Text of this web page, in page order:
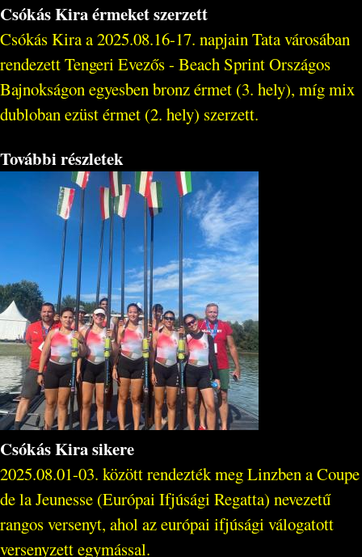
Csókás Kira érmeket szerzett
Csókás Kira a 2025.08.16-17. napjain Tata városában
rendezett Tengeri Evezős - Beach Sprint Országos
Bajnokságon egyesben bronz érmet (3. hely), míg mix
dubloban ezüst érmet (2. hely) szerzett.
További részletek
Csókás Kira sikere
2025.08.01-03. között rendezték meg Linzben a Coupe
de la Jeunesse (Európai Ifjúsági Regatta) nevezetű
rangos versenyt, ahol az európai ifjúsági válogatott
versenyzett egymással.